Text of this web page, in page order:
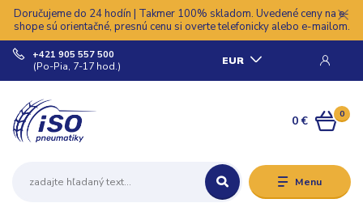
Doručujeme do 24 hodín | Takmer 100% skladom. Uvedené ceny na e-
shope sú orientačné, presnú cenu si overte telefonicky alebo e-mailom.
Menu
EUR
+421 905 557 500
(Po-Pia, 7-17 hod.)
0
0 €